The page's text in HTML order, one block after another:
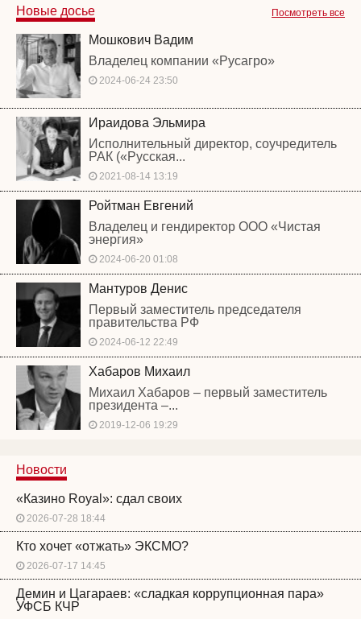
Посмотреть все
Новые досье
Мошкович Вадим
Владелец компании «Русагро»
2024-06-24 23:50
Ираидова Эльмира
Исполнительный директор, соучредитель
РАК («Русская...
2021-08-14 13:19
Ройтман Евгений
Владелец и гендиректор ООО «Чистая
энергия»
2024-06-20 01:08
Мантуров Денис
Первый заместитель председателя
правительства РФ
2024-06-12 22:49
Хабаров Михаил
Михаил Хабаров – первый заместитель
президента –...
2019-12-06 19:29
Новости
«Казино Royal»: сдал своих
2026-07-28 18:44
Кто хочет «отжать» ЭКСМО?
2026-07-17 14:45
Демин и Цагараев: «сладкая коррупционная пара»
УФСБ КЧР